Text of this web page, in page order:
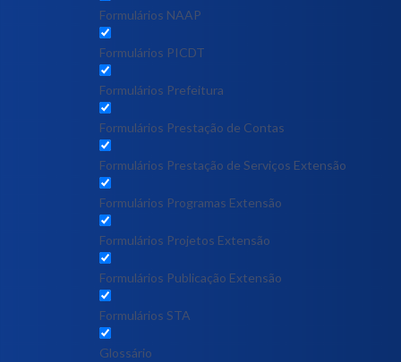
Formulários NAAP
Formulários PICDT
Formulários Prefeitura
Formulários Prestação de Contas
Formulários Prestação de Serviços Extensão
Formulários Programas Extensão
Formulários Projetos Extensão
Formulários Publicação Extensão
Formulários STA
Glossário